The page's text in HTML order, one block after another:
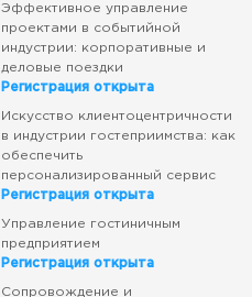
Эффективное управление
проектами в событийной
индустрии: корпоративные и
деловые поездки
Регистрация открыта
Искусство клиентоцентричности
в индустрии гостеприимства: как
обеспечить
персонализированный сервис
Регистрация открыта
Управление гостиничным
предприятием
Регистрация открыта
Сопровождение и